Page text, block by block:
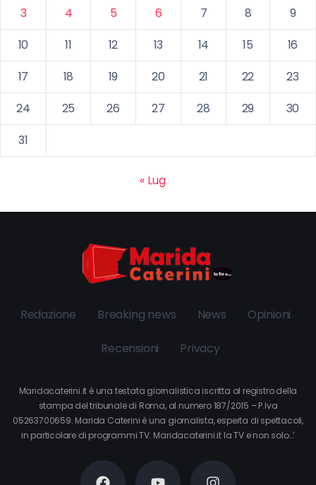
3
4 5 6 7 8
9
10
11 12 13 14 15
16
17
18 19 20 21 22
23
24
25 26 27 28 29
30
31
« Lug
Redazione Breaking news News Opinioni
Recensioni Privacy
Maridacaterini.it è una testata giornalistica iscritta al registro della
stampa del tribunale di Roma, al numero 187/2015 – P.Iva
05263700659. Marida Caterini è una giornalista, esperta di spettacoli,
in particolare di programmi TV. Maridacaterini.it la TV e non solo…’